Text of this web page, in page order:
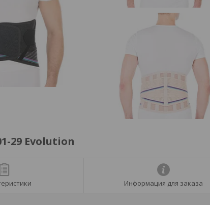
29 Evolution
Информация для заказа